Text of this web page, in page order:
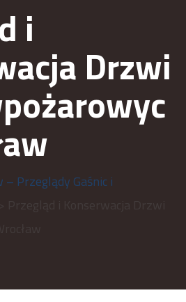
i
Drzwi
– Przeglądy Gaśnic i